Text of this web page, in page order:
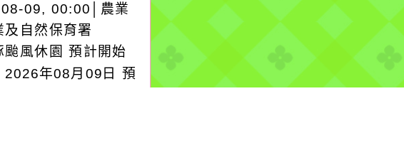
09, 00:00│農業
及自然保育署
颱風休園 預計開始
2026年08月09日 預